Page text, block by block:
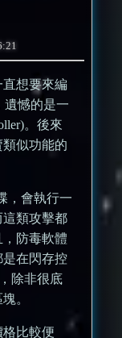
想要來編
遺憾的是一
。後來
似功能的
，會執行一
類攻擊都
防毒軟體
在閃存控
除非很底
。
比較便